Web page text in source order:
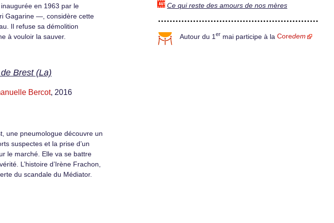
en 1963 par le
Gagarine —, considère cette
Il refuse sa démolition
à vouloir la sauver.
Brest (La)
Bercot, 2016
une pneumologue découvre un
suspectes et la prise d’un
le marché. Elle va se battre
L’histoire d’Irène Frachon,
du scandale du Médiator.
Ce qui reste des amours de nos mères
Autour du 1 er mai participe à la Coredem